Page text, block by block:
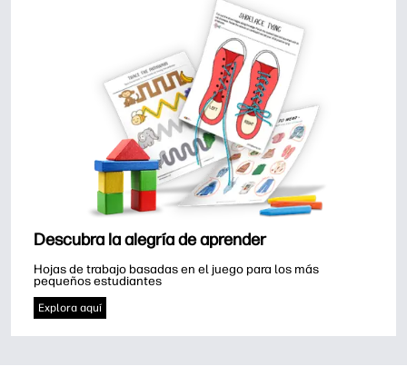
Descubra la alegría de aprender
Hojas de trabajo basadas en el juego para los más
pequeños estudiantes
Explora aquí